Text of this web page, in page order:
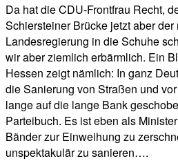
Da hat die CDU-Frontfrau Recht,
Schiersteiner Brücke jetzt aber der
Landesregierung in die Schuhe
wir aber ziemlich erbärmlich. Ein
Hessen zeigt nämlich: In ganz
die Sanierung von Straßen und
lange auf die lange Bank
Parteibuch. Es ist eben als
Bänder zur Einweihung zu
unspektakulär zu sanieren….